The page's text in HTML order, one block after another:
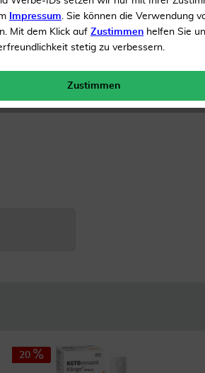
Inhalt200 ml
20
Impressum. Sie können die Verwendung
Mit dem Klick auf Zustimmen helfen Sie
stetig zu verbessern.
Zustimmen